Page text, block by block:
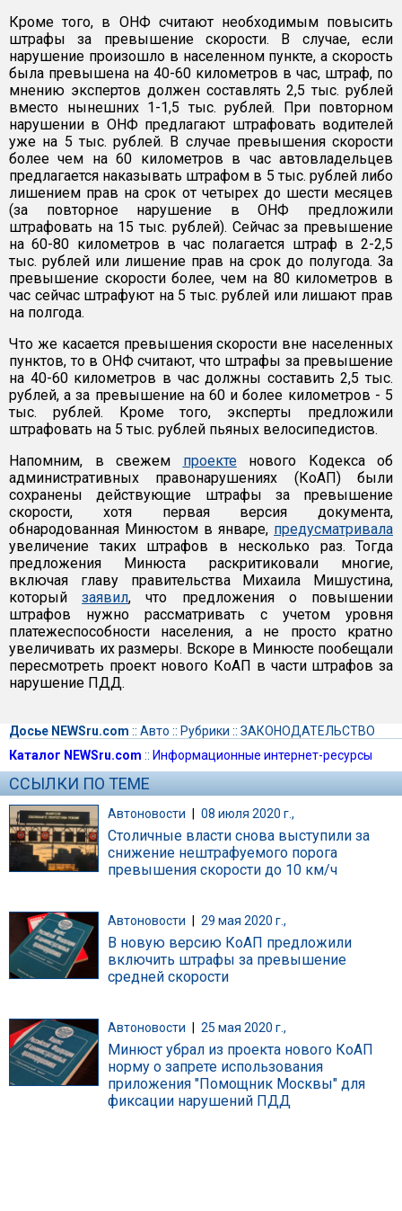
Кроме того, в ОНФ считают необходимым повысить
штрафы за превышение скорости. В случае, если
нарушение произошло в населенном пункте, а скорость
была превышена на 40-60 километров в час, штраф, по
мнению экспертов должен составлять 2,5 тыс. рублей
вместо нынешних 1-1,5 тыс. рублей. При повторном
нарушении в ОНФ предлагают штрафовать водителей
уже на 5 тыс. рублей. В случае превышения скорости
более чем на 60 километров в час автовладельцев
предлагается наказывать штрафом в 5 тыс. рублей либо
лишением прав на срок от четырех до шести месяцев
(за повторное нарушение в ОНФ предложили
штрафовать на 15 тыс. рублей). Сейчас за превышение
на 60-80 километров в час полагается штраф в 2-2,5
тыс. рублей или лишение прав на срок до полугода. За
превышение скорости более, чем на 80 километров в
час сейчас штрафуют на 5 тыс. рублей или лишают прав
на полгода.
Что же касается превышения скорости вне населенных
пунктов, то в ОНФ считают, что штрафы за превышение
на 40-60 километров в час должны составить 2,5 тыс.
рублей, а за превышение на 60 и более километров - 5
тыс. рублей. Кроме того, эксперты предложили
штрафовать на 5 тыс. рублей пьяных велосипедистов.
Напомним, в свежем проектенового Кодекса об
административных правонарушениях (КоАП) были
сохранены действующие штрафы за превышение
скорости, хотя первая версия документа,
обнародованная Минюстом в январе, предусматривала
увеличение таких штрафов в несколько раз. Тогда
предложения Минюста раскритиковали многие,
включая главу правительства Михаила Мишустина,
которыйзаявил, что предложения о повышении
штрафов нужно рассматривать с учетом уровня
платежеспособности населения, а не просто кратно
увеличивать их размеры. Вскоре в Минюсте пообещали
пересмотреть проект нового КоАП в части штрафов за
нарушение ПДД.
Досье NEWSru.com :: Авто :: Рубрики :: ЗАКОНОДАТЕЛЬСТВО
Каталог NEWSru.com :: Информационные интернет-ресурсы
ССЫЛКИ ПО ТЕМЕ
Автоновости | 08 июля 2020 г.,
Столичные власти снова выступили за
снижение нештрафуемого порога
превышения скорости до 10 км/ч
Автоновости 29 мая 2020 г.,
В новую версию КоАП предложили
включить штрафы за превышение
средней скорости
Автоновости 25 мая 2020 г.,
Минюст убрал из проекта нового КоАП
норму о запрете использования
приложения "Помощник Москвы" для
фиксации нарушений ПДД